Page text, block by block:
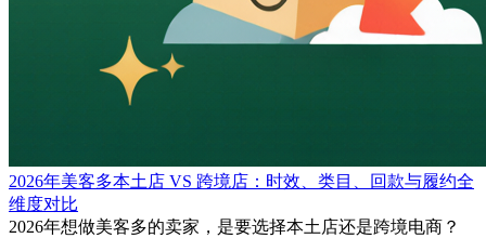
2026年美客多本土店 VS 跨境店：时效、类目、回款与履约全
维度对比
2026年想做美客多的卖家，是要选择本土店还是跨境电商？